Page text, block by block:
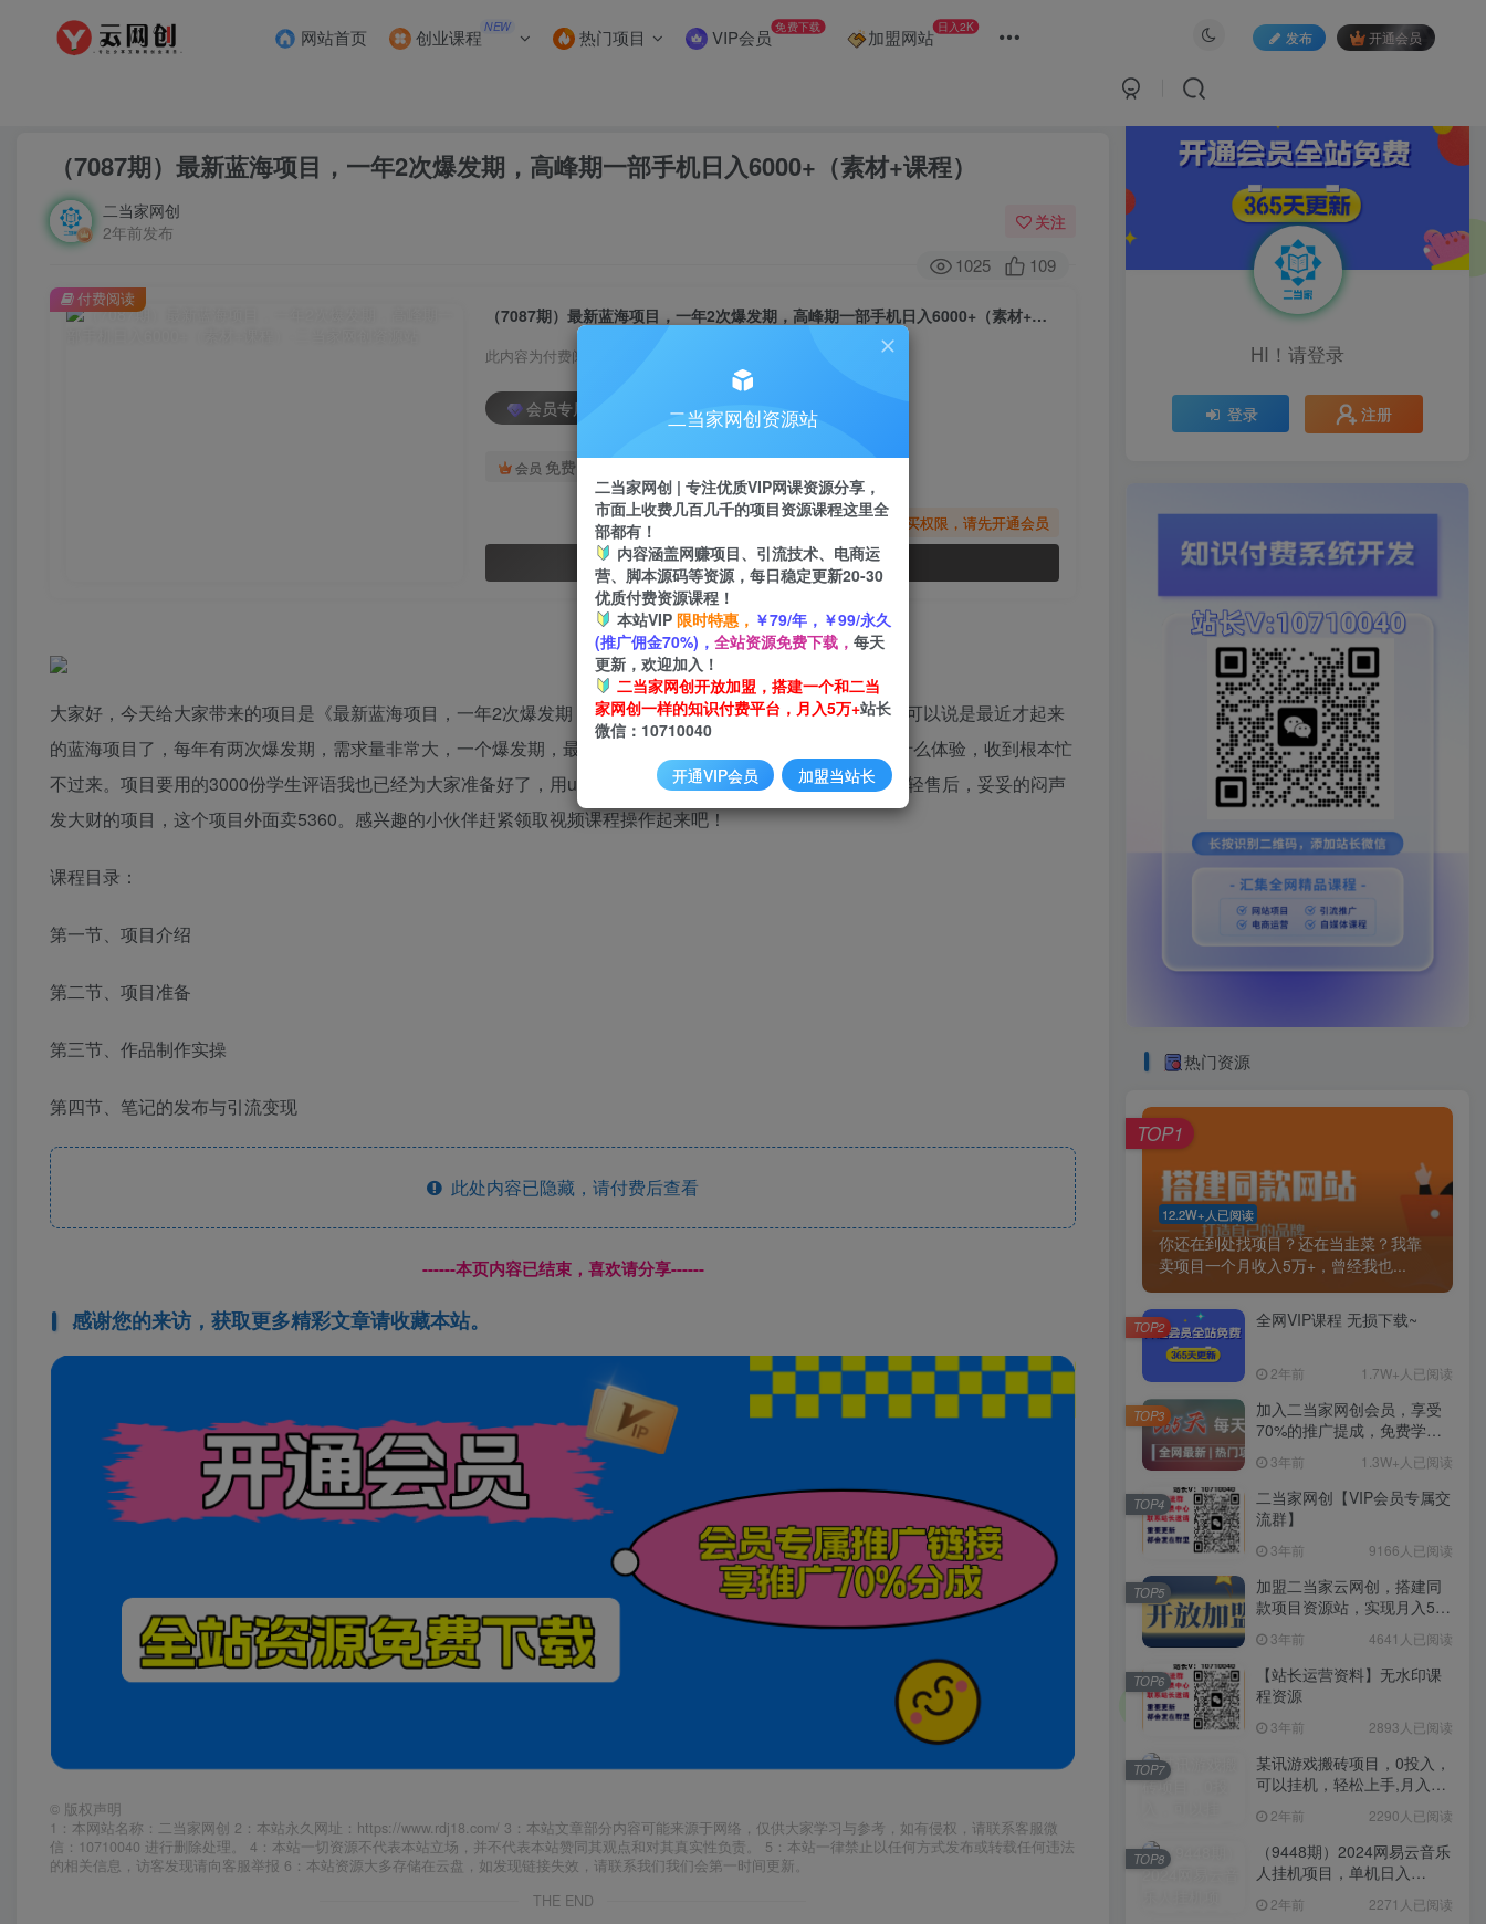
网站首页 创业课程 NEW 热门项目 VIP会员 免费下载 加盟网站 日入2K
发布 开通会员
（7087期）最新蓝海项目，一年2次爆发期，高峰期一部手机日入6000+（素材+课程）
二当家网创
2年前发布
关注
1025 109
（7087期）最新蓝海项目，一年2次爆发期，高峰期一部手机日入6000+（素材+课程）
此内容为付费阅读，请付费后查看
会员专属资源
会员 免费
您暂无购买权限，请先开通会员
开通会员
付费阅读
大家好，今天给大家带来的项目是《最新蓝海项目，一年2次爆发期，高峰期一部手机日入6000+》。这个项目可以说是最近才起来
的蓝海项目了，每年有两次爆发期，需求量非常大，一个爆发期，最高可以日赚6000+，几分钟就收一次款是什么体验，收到根本忙
不过来。项目要用的3000份学生评语我也已经为大家准备好了，用uc网盘发货，还能再挣4块钱一个人。0成本轻售后，妥妥的闷声
发大财的项目，这个项目外面卖5360。感兴趣的小伙伴赶紧领取视频课程操作起来吧​！​
课程目录：
第一节、项目介绍
第二节、项目准备
第三节、作品制作实操
第四节、笔记的发布与引流变现
此处内容已隐藏，请付费后查看
------本页内容已结束，喜欢请分享------
感谢您的来访，获取更多精彩文章请收藏本站。
© 版权声明
1：本网站名称：二当家网创 2：本站永久网址：https://www.rdj18.com/ 3：本站文章部分内容可能来源于网络，仅供大家学习与参考，如有侵权，请联系客服微
信：10710040 进行删除处理。 4：本站一切资源不代表本站立场，并不代表本站赞同其观点和对其真实性负责。 5：本站一律禁止以任何方式发布或转载任何违法
的相关信息，访客发现请向客服举报 6：本站资源大多存储在云盘，如发现链接失效，请联系我们我们会第一时间更新。
THE END
HI！请登录
登录 注册
热门资源
12.2W+人已阅读
你还在到处找项目？还在当韭菜？我靠
卖项目一个月收入5万+，曾经我也...
TOP1
全网VIP课程 无损下载~
2年前 1.7W+人已阅读
TOP2
加入二当家网创会员，享受
70%的推广提成，免费学习
大神。
3年前 1.3W+人已阅读
TOP3
二当家网创【VIP会员专属交
流群】
3年前 9166人已阅读
TOP4
加盟二当家云网创，搭建同
款项目资源站，实现月入5万
3年前 4641人已阅读
TOP5
【站长运营资料】无水印课
程资源
3年前 2893人已阅读
TOP6
某讯游戏搬砖项目，0投入，
可以挂机，轻松上手,月入
2年前 2290人已阅读
TOP7
（9448期）2024网易云音乐
人挂机项目，单机日入
2年前 2271人已阅读
TOP8
二当家网创资源站
二当家网创 | 专注优质VIP网课资源分享，
市面上收费几百几千的项目资源课程这里全
部都有！
内容涵盖网赚项目、引流技术、电商运
营、脚本源码等资源，每日稳定更新20-30
优质付费资源课程！
本站VIP 限时特惠， ￥79/年，￥99/永久
(推广佣金70%)， 全站资源免费下载， 每天
更新，欢迎加入！
二当家网创开放加盟，搭建一个和二当
家网创一样的知识付费平台，月入5万+站长
微信：10710040
开通VIP会员 加盟当站长